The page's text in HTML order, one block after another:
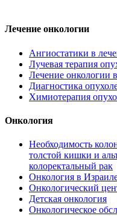
Лечение онкологии
Ангиостатики в
Лучевая терапия
Лечение онкологии
Диагностика
Химиотерапия
Онкология
Необходимость
толстой кишки и
колоректальный рак
Онкология в
Онкологический
Детская онкология
Онкологическое